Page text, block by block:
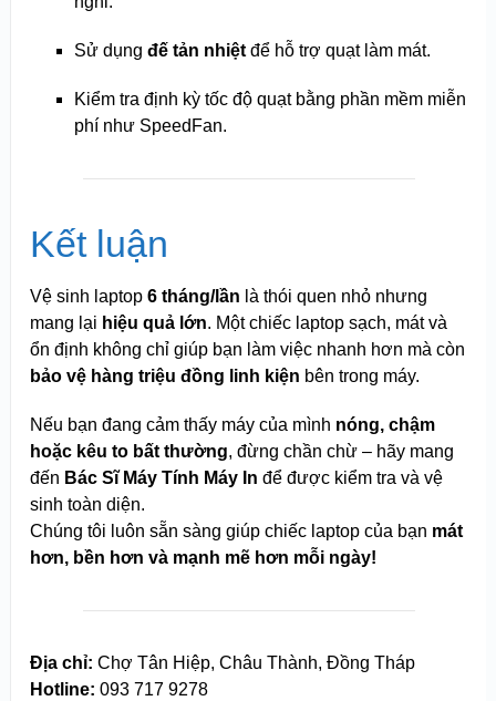
Sử dụng đế tản nhiệtđể hỗ trợ quạt làm mát.
Kiểm tra định kỳ tốc độ quạt bằng phần mềm miễn
phí như SpeedFan.
Kết luận
Vệ sinh laptop 6 tháng/lần là thói quen nhỏ nhưng
mang lại hiệu quả lớn. Một chiếc laptop sạch, mát và
ổn định không chỉ giúp bạn làm việc nhanh hơn mà còn
bảo vệ hàng triệu đồng linh kiện bên trong máy.
Nếu bạn đang cảm thấy máy của mình nóng, chậm
hoặc kêu to bất thường, đừng chần chừ – hãy mang
đến Bác Sĩ Máy Tính Máy In để được kiểm tra và vệ
sinh toàn diện.
Chúng tôi luôn sẵn sàng giúp chiếc laptop của bạn mát
hơn, bền hơn và mạnh mẽ hơn mỗi ngày!
Địa chỉ: Chợ Tân Hiệp, Châu Thành, Đồng Tháp
Hotline: 093 717 9278